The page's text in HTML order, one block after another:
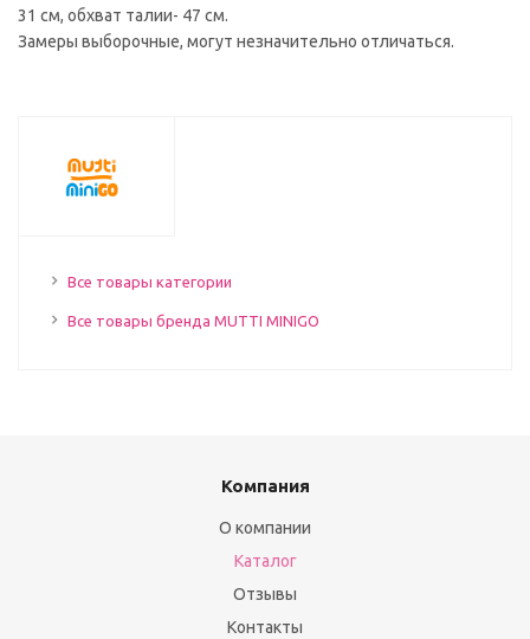
31 см, обхват талии- 47 см.
Замеры выборочные, могут незначительно отличаться.
Все товары категории
Все товары бренда MUTTI MINIGO
Компания
О компании
Каталог
Отзывы
Контакты